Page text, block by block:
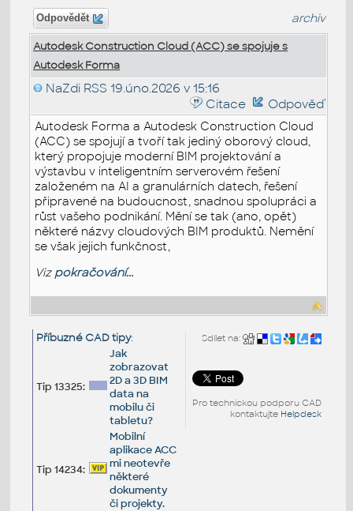
Odpovědět archiv
Autodesk Construction Cloud (ACC) se spojuje s
Autodesk Forma
NaZdi RSS 19.úno.2026 v 15:16
Citace
Odpověď
Autodesk Forma a Autodesk Construction Cloud
(ACC) se spojují a tvoří tak jediný oborový cloud,
který propojuje moderní BIM projektování a
výstavbu v inteligentním serverovém řešení
založeném na AI a granulárních datech, řešení
připravené na budoucnost, snadnou spolupráci a
růst vašeho podnikání. Mění se tak (ano, opět)
některé názvy cloudových BIM produktů. Nemění
se však jejich funkčnost,
Viz pokračování...
Sdílet na:
Pro technickou podporu CAD
kontaktujte Helpdesk
Příbuzné CAD tipy:
Tip 13325:
Jak
zobrazovat
2D a 3D BIM
data na
mobilu či
tabletu?
Tip 14234:
Mobilní
aplikace ACC
mi neotevře
některé
dokumenty
či projekty.